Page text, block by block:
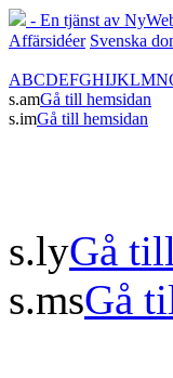
- En tjänst av
Affärsidéer Svenska
ABCDEFGHIJKLMN
s.amGå till hemsidan
s.imGå till hemsidan
s.lyGå
s.msGå